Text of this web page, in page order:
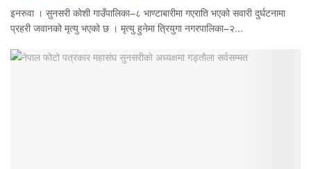
इनरुवा । सुनसरी कोशी गाउँपालिका–८ भाण्टाबारीमा गएराति भएको सवारी दुर्घटनामा
प्रहरी जवानको मृत्यु भएको छ । मृत्यु हुनेमा त्रियुगा नगरपालिका–२...